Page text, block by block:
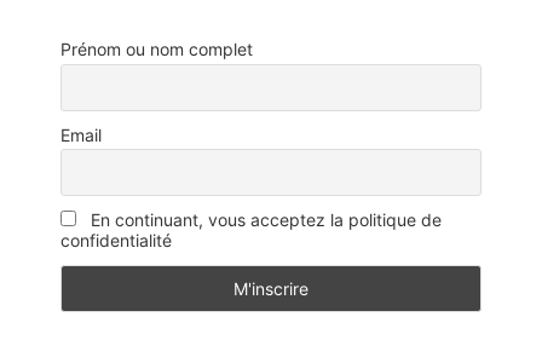
Prénom ou nom complet
Email
En continuant, vous acceptez la politique de
confidentialité